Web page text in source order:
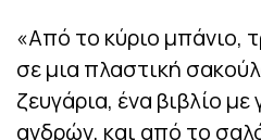
«Από το κύριο μπάνιο,
σε μια πλαστική
ζευγάρια, ένα βιβλίο
ανδρών, και από το